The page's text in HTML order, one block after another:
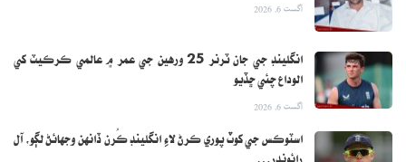
اگست 6, 2026
انگلينڊ جي جان ٽرنر 25 ورهين جي عمر ۾ عالمي ڪرڪيٽ کي
الوداع چئي ڇڏيو
اگست 6, 2026
اسٽوڪس جي کوٽ پوري ڪرڻ لاءِ انگلينڊ ڪُرن ڏانهن وجهائڻ لڳو، آل